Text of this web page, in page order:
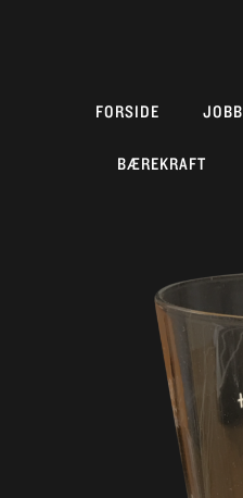
FORSIDE JOBB
BÆREKRAFT